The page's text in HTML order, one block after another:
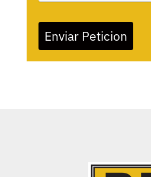
Enviar Peticion